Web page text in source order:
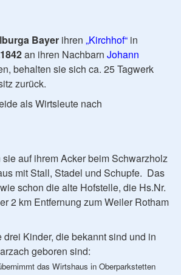
Bayer ihren „Kirchhof“ in
an ihren Nachbarn Johann
behalten sie sich ca. 25 Tagwerk
zurück.
als Wirtsleute nach
sie auf ihrem Acker beim Schwarzholz
mit Stall, Stadel und Schupfe. Das
schon die alte Hofstelle, die Hs.Nr.
2 km Entfernung zum Weiler Rotham
drei Kinder, die bekannt sind und in
geboren sind:
das Wirtshaus in Oberparkstetten